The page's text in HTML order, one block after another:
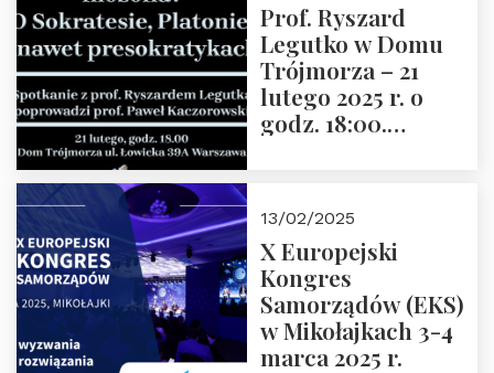
Prof. Ryszard
Legutko w Domu
Trójmorza – 21
lutego 2025 r. o
godz. 18:00.
Zapraszamy
13/02/2025
X Europejski
Kongres
Samorządów (EKS)
w Mikołajkach 3-4
marca 2025 r.